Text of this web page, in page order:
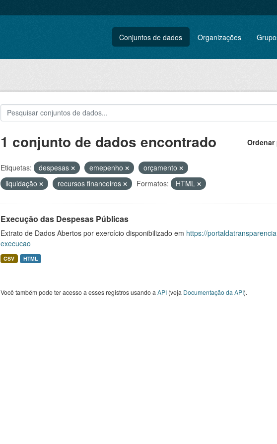
Conjuntos de dados Organizações
Ordenar
1 conjunto de dados encontrado
Etiquetas: despesas emepenho
orçamento
liquidação
recursos financeiros Formatos: HTML
Execução das Despesas Públicas
Extrato de Dados Abertos por exercício disponibilizado em https://
execucao
CSV HTML
Você também pode ter acesso a esses registros usando a API(veja Documentação da API).